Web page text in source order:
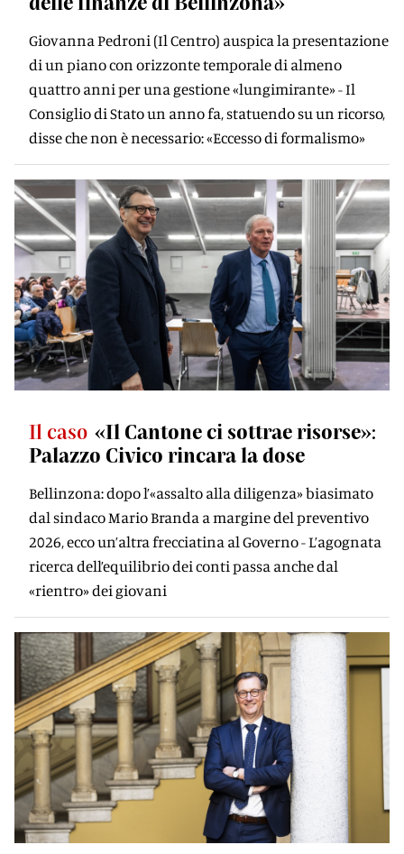
Giovanna Pedroni (Il Centro) auspica la presentazione
di un piano con orizzonte temporale di almeno
quattro anni per una gestione «lungimirante» - Il
Consiglio di Stato un anno fa, statuendo su un ricorso,
disse che non è necessario: «Eccesso di formalismo»
Il caso «Il Cantone ci sottrae risorse»:
Palazzo Civico rincara la dose
Bellinzona: dopo l’«assalto alla diligenza» biasimato
dal sindaco Mario Branda a margine del preventivo
2026, ecco un’altra frecciatina al Governo - L’agognata
ricerca dell’equilibrio dei conti passa anche dal
«rientro» dei giovani